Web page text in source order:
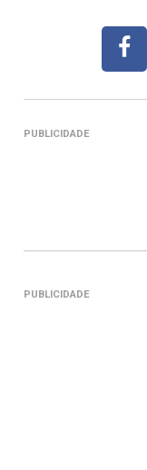
PUBLICIDADE
PUBLICIDADE